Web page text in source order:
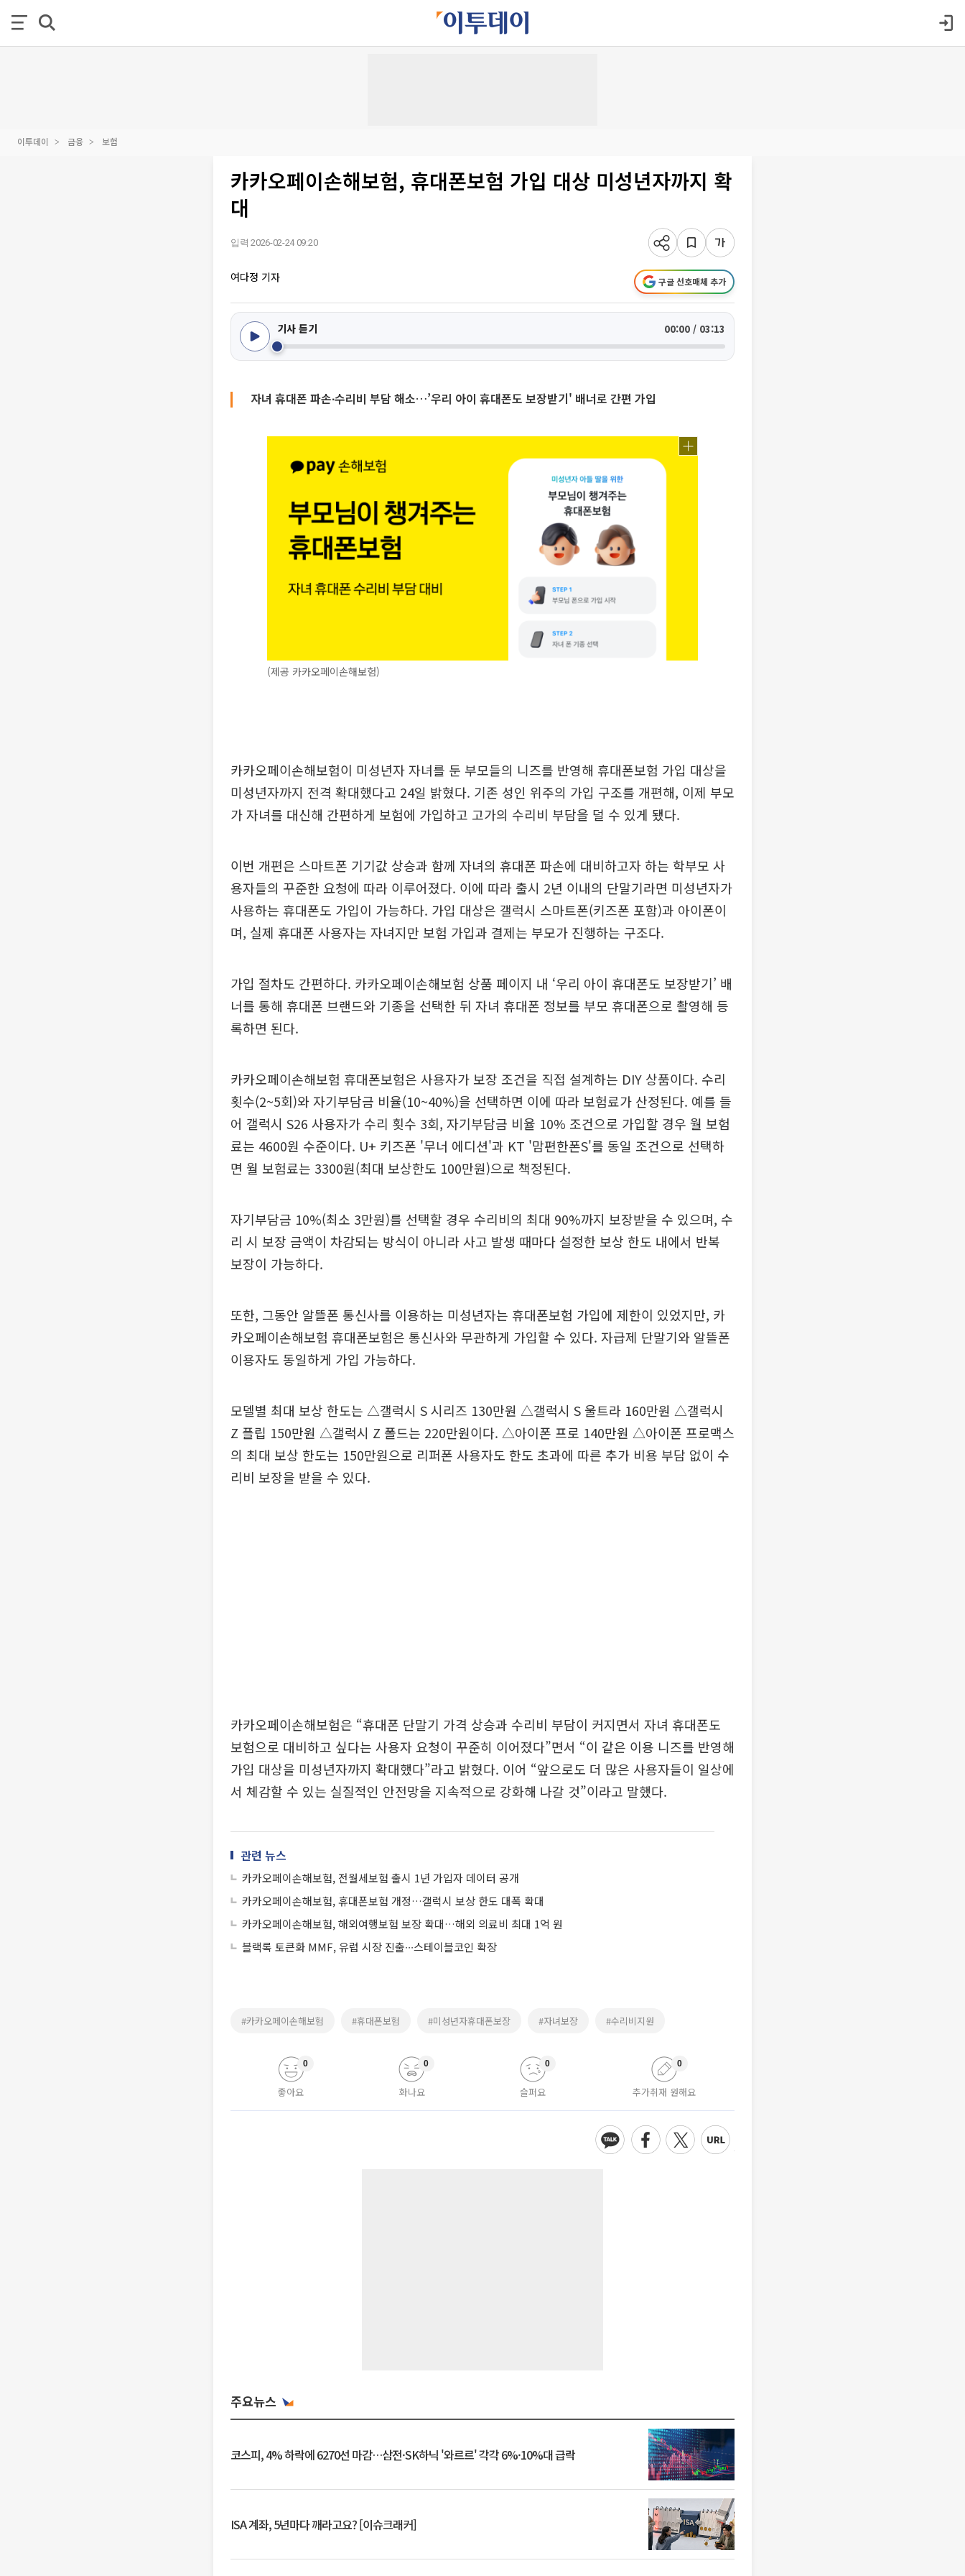
이투데이 금융 보험
카카오페이손해보험, 휴대폰보험 가입 대상 미성년자까지 확
대
입력 2026-02-24 09:20
여다정 기자 구글 선호매체 추가
기사 듣기 00:00 / 03:13
자녀 휴대폰 파손∙수리비 부담 해소…’우리 아이 휴대폰도 보장받기' 배너로 간편 가입
(제공 카카오페이손해보험)
카카오페이손해보험이 미성년자 자녀를 둔 부모들의 니즈를 반영해 휴대폰보험 가입 대상을
미성년자까지 전격 확대했다고 24일 밝혔다. 기존 성인 위주의 가입 구조를 개편해, 이제 부모
가 자녀를 대신해 간편하게 보험에 가입하고 고가의 수리비 부담을 덜 수 있게 됐다.
이번 개편은 스마트폰 기기값 상승과 함께 자녀의 휴대폰 파손에 대비하고자 하는 학부모 사
용자들의 꾸준한 요청에 따라 이루어졌다. 이에 따라 출시 2년 이내의 단말기라면 미성년자가
사용하는 휴대폰도 가입이 가능하다. 가입 대상은 갤럭시 스마트폰(키즈폰 포함)과 아이폰이
며, 실제 휴대폰 사용자는 자녀지만 보험 가입과 결제는 부모가 진행하는 구조다.
가입 절차도 간편하다. 카카오페이손해보험 상품 페이지 내 ‘우리 아이 휴대폰도 보장받기’ 배
너를 통해 휴대폰 브랜드와 기종을 선택한 뒤 자녀 휴대폰 정보를 부모 휴대폰으로 촬영해 등
록하면 된다.
카카오페이손해보험 휴대폰보험은 사용자가 보장 조건을 직접 설계하는 DIY 상품이다. 수리
횟수(2~5회)와 자기부담금 비율(10~40%)을 선택하면 이에 따라 보험료가 산정된다. 예를 들
어 갤럭시 S26 사용자가 수리 횟수 3회, 자기부담금 비율 10% 조건으로 가입할 경우 월 보험
료는 4600원 수준이다. U+ 키즈폰 '무너 에디션'과 KT '맘편한폰S'를 동일 조건으로 선택하
면 월 보험료는 3300원(최대 보상한도 100만원)으로 책정된다.
자기부담금 10%(최소 3만원)를 선택할 경우 수리비의 최대 90%까지 보장받을 수 있으며, 수
리 시 보장 금액이 차감되는 방식이 아니라 사고 발생 때마다 설정한 보상 한도 내에서 반복
보장이 가능하다.
또한, 그동안 알뜰폰 통신사를 이용하는 미성년자는 휴대폰보험 가입에 제한이 있었지만, 카
카오페이손해보험 휴대폰보험은 통신사와 무관하게 가입할 수 있다. 자급제 단말기와 알뜰폰
이용자도 동일하게 가입 가능하다.
모델별 최대 보상 한도는 △갤럭시 S 시리즈 130만원 △갤럭시 S 울트라 160만원 △갤럭시
Z 플립 150만원 △갤럭시 Z 폴드는 220만원이다. △아이폰 프로 140만원 △아이폰 프로맥스
의 최대 보상 한도는 150만원으로 리퍼폰 사용자도 한도 초과에 따른 추가 비용 부담 없이 수
리비 보장을 받을 수 있다.
카카오페이손해보험은 “휴대폰 단말기 가격 상승과 수리비 부담이 커지면서 자녀 휴대폰도
보험으로 대비하고 싶다는 사용자 요청이 꾸준히 이어졌다”면서 “이 같은 이용 니즈를 반영해
가입 대상을 미성년자까지 확대했다”라고 밝혔다. 이어 “앞으로도 더 많은 사용자들이 일상에
서 체감할 수 있는 실질적인 안전망을 지속적으로 강화해 나갈 것”이라고 말했다.
관련 뉴스
카카오페이손해보험, 전월세보험 출시 1년 가입자 데이터 공개
카카오페이손해보험, 휴대폰보험 개정…갤럭시 보상 한도 대폭 확대
카카오페이손해보험, 해외여행보험 보장 확대…해외 의료비 최대 1억 원
블랙록 토큰화 MMF, 유럽 시장 진출∙∙∙스테이블코인 확장
#카카오페이손해보험 #휴대폰보험 #미성년자휴대폰보장 #자녀보장 #수리비지원
좋아요
0
화나요
0
슬퍼요
0
추가취재 원해요
0
주요뉴스
코스피, 4% 하락에 6270선 마감…삼전·SK하닉 '와르르' 각각 6%·10%대 급락
ISA 계좌, 5년마다 깨라고요? [이슈크래커]